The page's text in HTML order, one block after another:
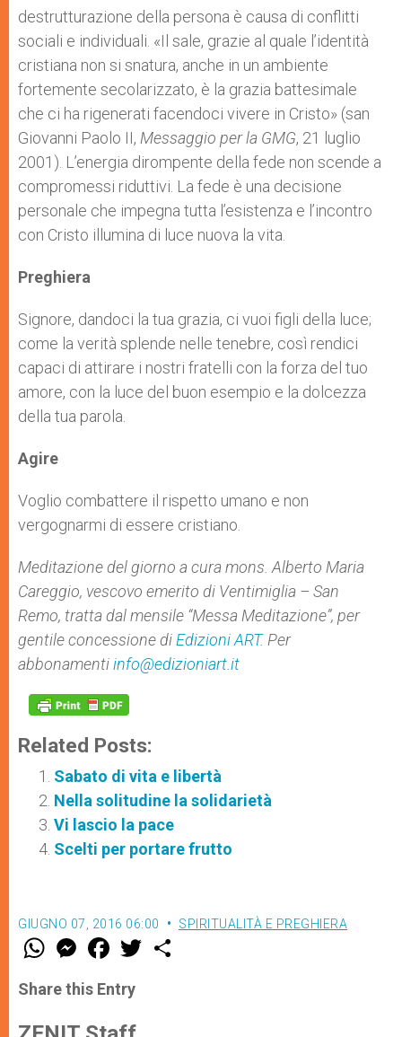
destrutturazione della persona è causa di conflitti
sociali e individuali. «Il sale, grazie al quale l’identità
cristiana non si snatura, anche in un ambiente
fortemente secolarizzato, è la grazia battesimale
che ci ha rigenerati facendoci vivere in Cristo» (san
Giovanni Paolo II, Messaggio per la GMG, 21 luglio
2001). L’energia dirompente della fede non scende a
compromessi riduttivi. La fede è una decisione
personale che impegna tutta l’esistenza e l’incontro
con Cristo illumina di luce nuova la vita.
Preghiera
Signore, dandoci la tua grazia, ci vuoi figli della luce;
come la verità splende nelle tenebre, così rendici
capaci di attirare i nostri fratelli con la forza del tuo
amore, con la luce del buon esempio e la dolcezza
della tua parola.
Agire
Voglio combattere il rispetto umano e non
vergognarmi di essere cristiano.
Meditazione del giorno a cura mons. Alberto Maria
Careggio, vescovo emerito di Ventimiglia – San
Remo, tratta dal mensile “Messa Meditazione”, per
gentile concessione di Edizioni ART. Per
abbonamentiinfo@edizioniart.it
Related Posts:
Sabato di vita e libertà
Nella solitudine la solidarietà
Vi lascio la pace
Scelti per portare frutto
GIUGNO 07, 2016 06:00 SPIRITUALITÀ E PREGHIERA
W
t
s
p
M
e
s
e
g
F
a
e
b
o
w
Share this Entry